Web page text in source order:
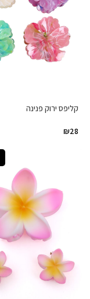
קליפס ירוק פנינה
₪28